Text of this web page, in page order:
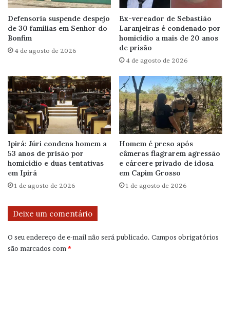
Defensoria suspende despejo
de 30 famílias em Senhor do
Bonfim
4 de agosto de 2026
Ex-vereador de Sebastião
Laranjeiras é condenado por
homicídio a mais de 20 anos
de prisão
4 de agosto de 2026
Ipirá: Júri condena homem a
53 anos de prisão por
homicídio e duas tentativas
em Ipirá
1 de agosto de 2026
Homem é preso após
câmeras flagrarem agressão
e cárcere privado de idosa
em Capim Grosso
1 de agosto de 2026
Deixe um comentário
O seu endereço de e-mail não será publicado. Campos obrigatórios
são marcados com*